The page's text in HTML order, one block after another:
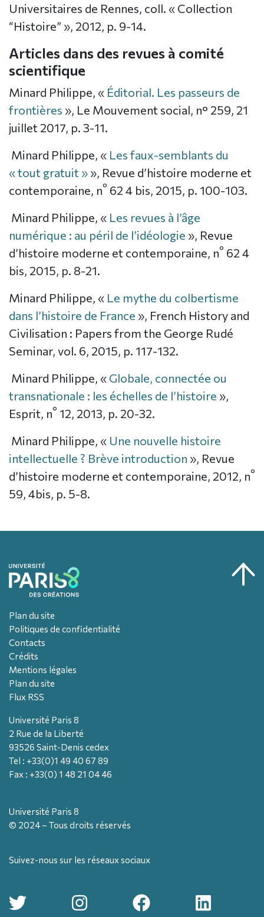
Universitaires de Rennes, coll. « Collection
“Histoire” », 2012, p. 9-14.
Articles dans des revues à comité
scientifique
Minard Philippe, « Éditorial. Les passeurs de
frontières », Le Mouvement social, n° 259, 21
juillet 2017, p. 3-11.
Minard Philippe, « Les faux-semblants du
« tout gratuit » », Revue d’histoire moderne et
contemporaine, n° 62 4 bis, 2015, p. 100-103.
Minard Philippe, « Les revues à l’âge
numérique : au péril de l’idéologie », Revue
d’histoire moderne et contemporaine, n° 62 4
bis, 2015, p. 8-21.
Minard Philippe, « Le mythe du colbertisme
dans l’histoire de France », French History and
Civilisation : Papers from the George Rudé
Seminar, vol. 6, 2015, p. 117-132.
Minard Philippe, « Globale, connectée ou
transnationale : les échelles de l’histoire »,
Esprit, n° 12, 2013, p. 20-32.
Minard Philippe, « Une nouvelle histoire
intellectuelle ? Brève introduction », Revue
d’histoire moderne et contemporaine, 2012, n°
59, 4bis, p. 5-8.
Plan du site
Politiques de confidentialité
Contacts
Crédits
Mentions légales
Plan du site
Flux RSS
Université Paris 8
2 Rue de la Liberté
93526 Saint-Denis cedex
Tel : +33(0)1 49 40 67 89
Fax : +33(0) 1 48 21 04 46
Université Paris 8
© 2024 – Tous droits réservés
Suivez-nous sur les réseaux sociaux